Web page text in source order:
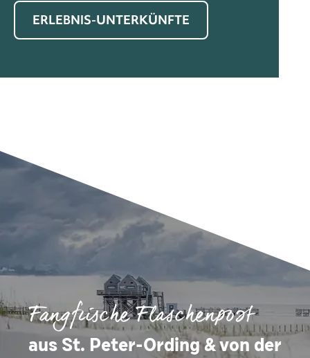
ERLEBNIS-UNTERKÜNFTE
Fangfrische Flaschenpost
aus St. Peter-Ording & von der